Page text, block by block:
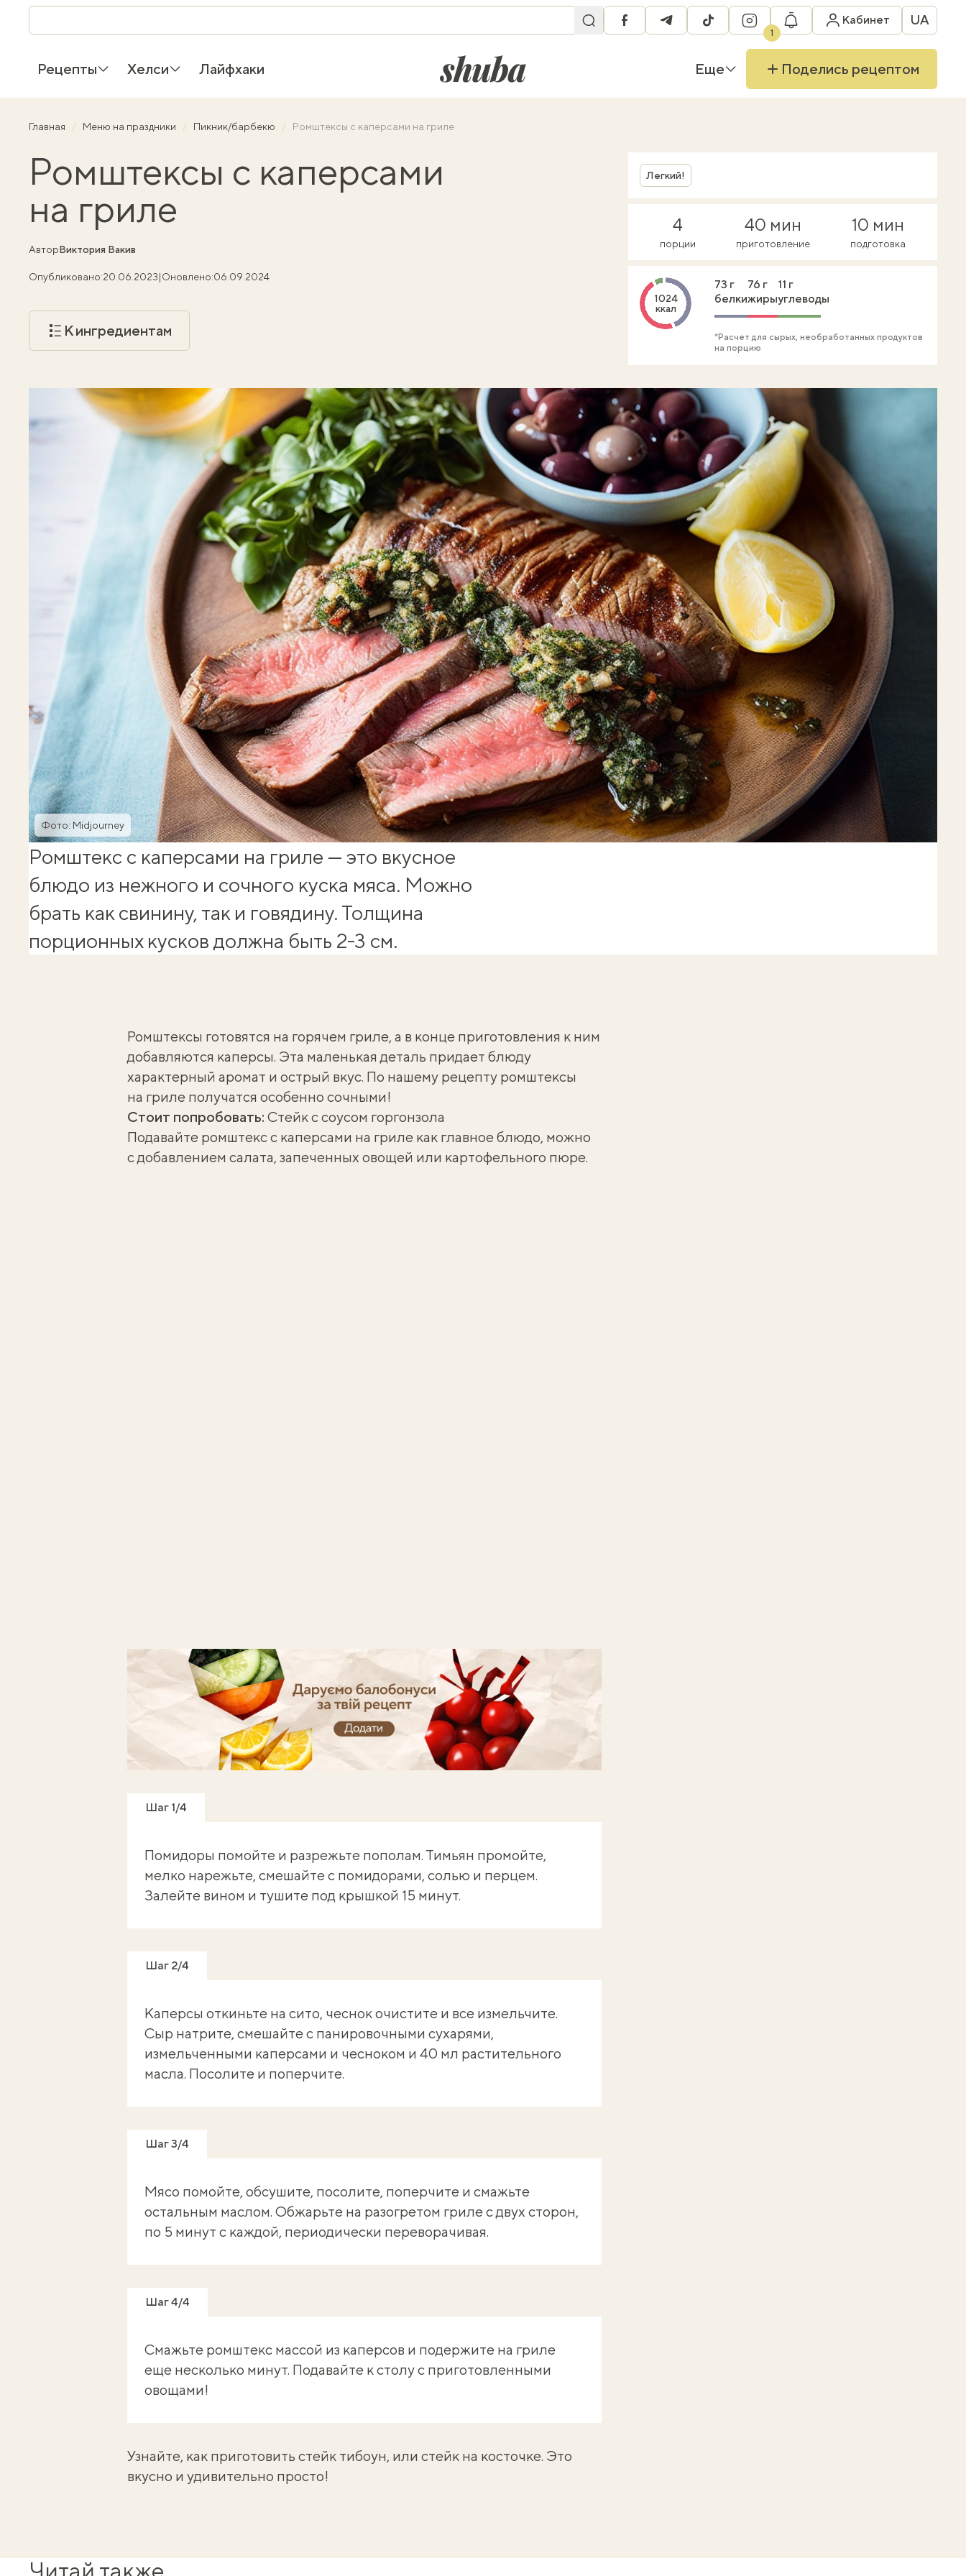
facebooktelegramtiktok instagram
1
Кабинет UA
Рецепты Хелси Лайфхаки shuba.life Еще Поделись рецептом
Главная Меню на праздники Пикник/барбекю Ромштексы с каперсами на гриле
Ромштексы с каперсами
на гриле
АвторВиктория Вакив
Опубликовано:20.06.2023|Оновлено:06.09.2024
К ингредиентам
Фото: Midjourney
Легкий!
4
порции
40 мин
приготовление
10 мин
подготовка
1024
ккал
73 г
белки
76 г
жиры
11 г
углеводы
*Расчет для сырых, необработанных продуктов
на порцию
Ромштекс с каперсами на гриле — это вкусное
блюдо из нежного и сочного куска мяса. Можно
брать как свинину, так и говядину. Толщина
порционных кусков должна быть 2-3 см.
Ромштексы готовятся на горячем гриле, а в конце приготовления к ним
добавляются каперсы. Эта маленькая деталь придает блюду
характерный аромат и острый вкус. По нашему рецепту ромштексы
на гриле получатся особенно сочными!
Стоит попробовать: Стейк с соусом горгонзола
Подавайте ромштекс с каперсами на гриле как главное блюдо, можно
с добавлением салата, запеченных овощей или картофельного пюре.
Шаг 1/4
Помидоры помойте и разрежьте пополам. Тимьян промойте,
мелко нарежьте, смешайте с помидорами, солью и перцем.
Залейте вином и тушите под крышкой 15 минут.
Шаг 2/4
Каперсы откиньте на сито, чеснок очистите и все измельчите.
Сыр натрите, смешайте с панировочными сухарями,
измельченными каперсами и чесноком и 40 мл растительного
масла. Посолите и поперчите.
Шаг 3/4
Мясо помойте, обсушите, посолите, поперчите и смажьте
остальным маслом. Обжарьте на разогретом гриле с двух сторон,
по 5 минут с каждой, периодически переворачивая.
Шаг 4/4
Смажьте ромштекс массой из каперсов и подержите на гриле
еще несколько минут. Подавайте к столу с приготовленными
овощами!
Узнайте, как приготовить стейк тибоун, или стейк на косточке. Это
вкусно и удивительно просто!